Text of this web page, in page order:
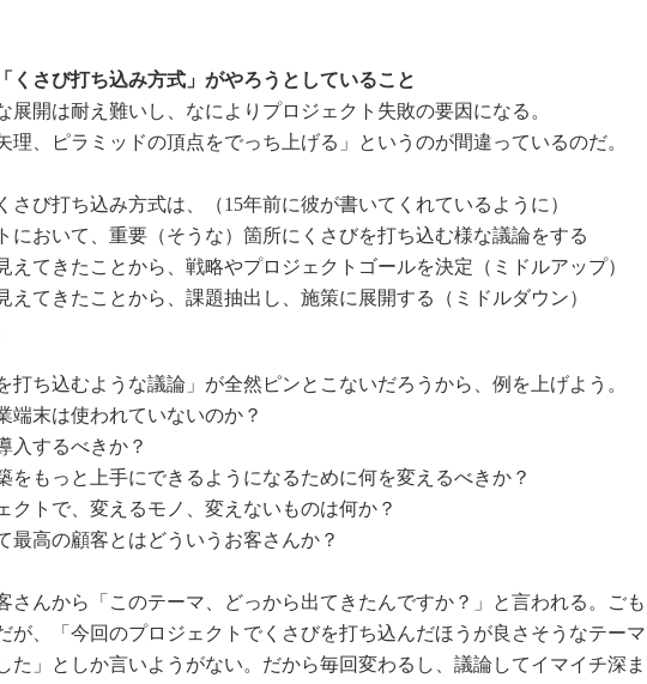
くさび打ち込み方式」がやろうとしていること
展開は耐え難いし、なによりプロジェクト失敗の要因になる。
理、ピラミッドの頂点をでっち上げる」というのが間違っているのだ。
さび打ち込み方式は、（15年前に彼が書いてくれているように）
おいて、重要（そうな）箇所にくさびを打ち込む様な議論をする
てきたことから、戦略やプロジェクトゴールを決定（ミドルアップ）
てきたことから、課題抽出し、施策に展開する（ミドルダウン）
ち込むような議論」が全然ピンとこないだろうから、例を上げよう。
端末は使われていないのか？
入するべきか？
をもっと上手にできるようになるために何を変えるべきか？
クトで、変えるモノ、変えないものは何か？
最高の顧客とはどういうお客さんか？
さんから「このテーマ、どっから出てきたんですか？」と言われる。ごも
が、「今回のプロジェクトでくさびを打ち込んだほうが良さそうなテーマ
た」としか言いようがない。だから毎回変わるし、議論してイマイチ深ま